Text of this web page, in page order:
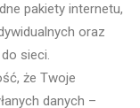
pakiety internetu,
oraz
sieci.
że Twoje
danych –